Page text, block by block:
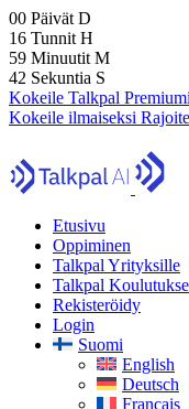
00 Päivät D
16 Tunnit H
59 Minuutit M
40 Sekuntia S
Kokeile Talkpal
Kokeile ilmaiseksi
Etusivu
Oppiminen
Talkpal Yrityksille
Talkpal
Rekisteröidy
Login
Suomi
English
Deutsch
Français